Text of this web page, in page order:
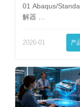
01 Abaqus/
解器 …
2026-01 产